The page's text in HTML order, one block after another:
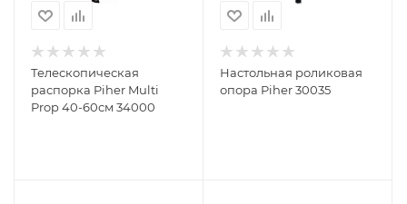
Телескопическая
распорка Piher Multi
Prop 40-60см 34000
Настольная роликовая
опора Piher 30035